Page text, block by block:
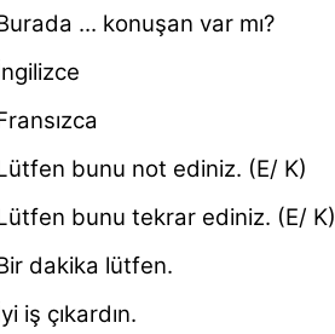
... konuşan var mı?
bunu not ediniz. (E/ K)
bunu tekrar ediniz. (E/ K)
dakika lütfen.
iş çıkardın.